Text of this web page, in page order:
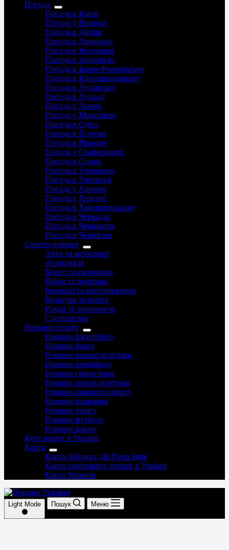
Погода
Погода в Києві
Погода у Вінниці
Погода в Дніпрі
Погода в Донецьку
Погода в Житомирі
Погода в Запоріжжі
Погода в Івано-Франківську
Погода в Кропивницькому
Погода в Луганську
Погода в Луцьку
Погода у Львові
Погода у Миколаєві
Погода в Одесі
Погода в Полтаві
Погода в Рівному
Погода у Сімферополі
Погода в Сумах
Погода в Тернополі
Погода в Ужгороді
Погода у Харкові
Погода у Херсоні
Погода в Хмельницькому
Погода в Черкасах
Погода в Чернівцях
Погода в Чернігові
Спектр новини
Авто та автоспорт
Астрологія
Бізнес та економіка
Війна та політика
Іноваціії та криптовалюта
Культура та освіта
Наука та технологія
Суспільство
Новини спорту
Новини баскетболу
Новини боксу
Новини важкої атлетики
Новини волейболу
Новини гімнастики
Новини легкої атлетики
Новини лижного спорту
Новини плавання
Новини тенісу
Новини футболу
Новини хокею
Курс валют в Україні
Карта
Карта бойових дій Deep State
Карта повітряних тривог в Україні
Карта України
Light Mode Пошук Меню